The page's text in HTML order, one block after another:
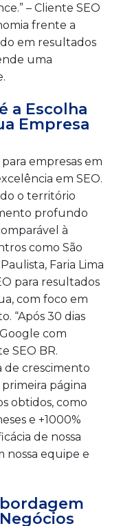
– Cliente SEO
frente a
em resultados
uma
a Escolha
Empresa
empresas em
em SEO.
o território
profundo
à
como São
Faria Lima
para resultados
com foco em
“Após 30 dias
com
SEO BR.
de crescimento
página
obtidos, como
e +1000%
de nossa
nossa equipe e